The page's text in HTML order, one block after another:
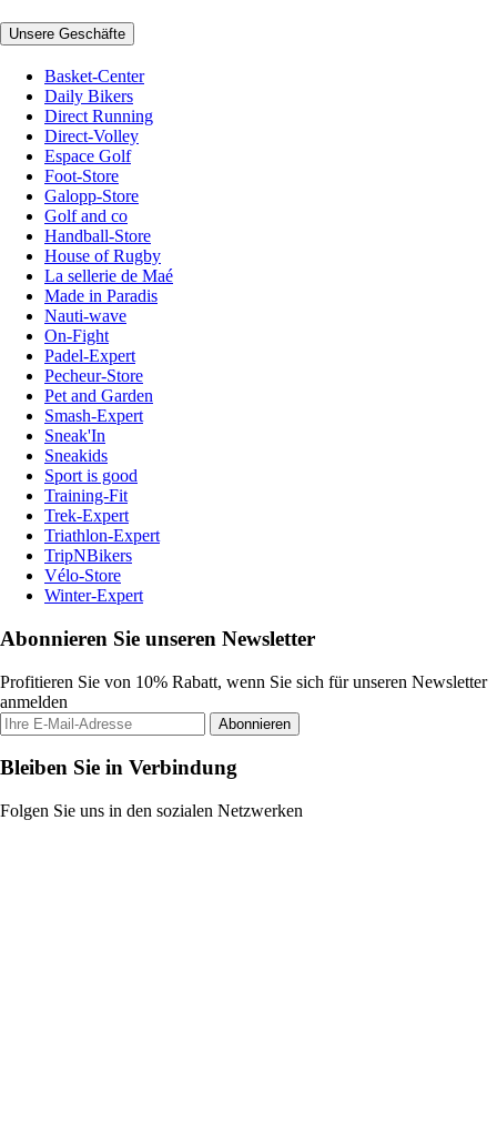
Unsere Geschäfte
Basket-Center
Daily Bikers
Direct Running
Direct-Volley
Espace Golf
Foot-Store
Galopp-Store
Golf and co
Handball-Store
House of Rugby
La sellerie de Maé
Made in Paradis
Nauti-wave
On-Fight
Padel-Expert
Pecheur-Store
Pet and Garden
Smash-Expert
Sneak'In
Sneakids
Sport is good
Training-Fit
Trek-Expert
Triathlon-Expert
TripNBikers
Vélo-Store
Winter-Expert
Abonnieren Sie unseren Newsletter
Profitieren Sie von 10% Rabatt, wenn Sie sich für unseren Newsletter
anmelden
Abonnieren
Bleiben Sie in Verbindung
Folgen Sie uns in den sozialen Netzwerken